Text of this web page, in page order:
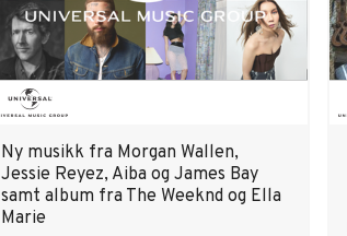
Ny musikk fra Morgan Wallen,
Jessie Reyez, Aiba og James Bay
samt album fra The Weeknd og Ella
Marie